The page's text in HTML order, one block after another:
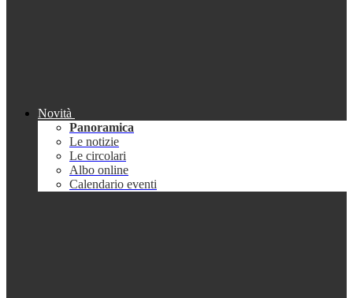
Novità
Panoramica
Le notizie
Le circolari
Albo online
Calendario eventi